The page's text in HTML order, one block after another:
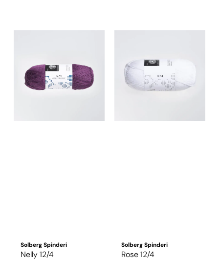
Solberg Spinderi
Nelly 12/4
Solberg Spinderi
Rose 12/4